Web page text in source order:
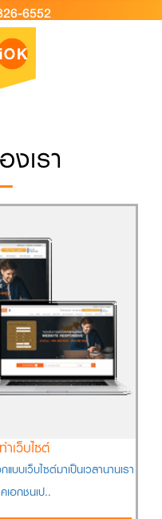
6552
เรา
เว็บไซต์
บเว็บไซต์มาเป็นเวลานานเรา
เอกชนเป..